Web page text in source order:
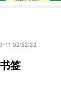
11 02:52:32
签